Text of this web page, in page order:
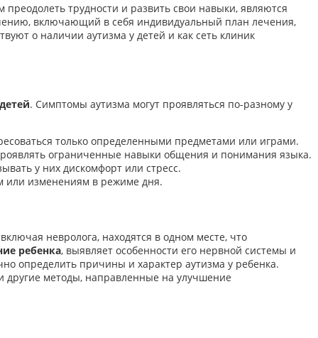
трудности и развить свои навыки, являются
включающий в себя индивидуальный план лечения,
о наличии аутизма у детей и как сеть клиник
. Симптомы аутизма могут проявляться по-разному у
только определенными предметами или играми.
ограниченные навыки общения и понимания языка.
у них дискомфорт или стресс.
или изменениям в режиме дня.
невролога, находятся в одном месте, что
ребенка, выявляет особенности его нервной системы и
определить причины и характер аутизма у ребенка.
методы, направленные на улучшение